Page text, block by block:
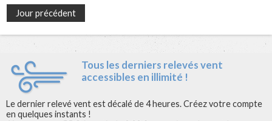
Jour précédent
Tous les derniers relevés vent
accessibles en illimité !
Le dernier relevé vent est décalé de 4 heures. Créez votre compte
en quelques instants !